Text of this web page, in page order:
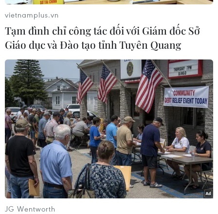
vong tại bang Missouri
Một loạt vụ xả súng tại thành phố St. Louis, thuộc bang
Missouri của Mỹ trong ngày 24/5 đã làm 2 người chết
và 10 người bị thương.
vietnamplus.vn
Tạm đình chỉ công tác đối với Giám đốc Sở
Giáo dục và Đào tạo tỉnh Tuyên Quang
JG Wentworth